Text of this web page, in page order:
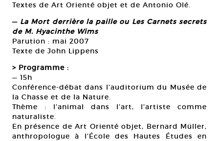
Textes de Art Orienté objet et de Antonio Olé.
— La Mort derrière la paille ou Les Carnets secrets
de M. Hyacinthe Wims
Parution : mai 2007
Texte de John Lippens
> Programme :
— 15h
Conférence-débat dans l’auditorium du Musée de
la Chasse et de la Nature.
Thème : l’animal dans l’art, l’artiste comme
naturaliste.
En présence de Art Orienté objet, Bernard Müller,
anthropologue à l’École des Hautes Études en